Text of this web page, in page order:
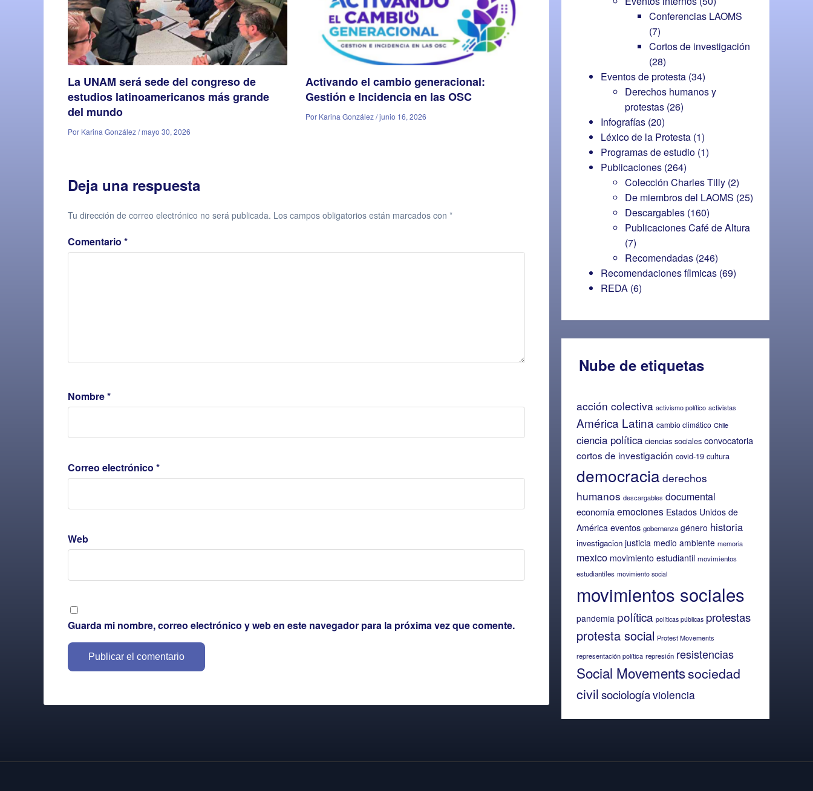
La UNAM será sede del congreso de
estudios latinoamericanos más grande
del mundo
Por Karina González / mayo 30, 2026
Activando el cambio generacional:
Gestión e Incidencia en las OSC
Por Karina González / junio 16, 2026
Deja una respuesta
Tu dirección de correo electrónico no será publicada. Los campos obligatorios están marcados con *
Comentario *
Nombre*
Correo electrónico *
Web
Guarda mi nombre, correo electrónico y web en este navegador para la próxima vez que comente.
Conferencias LAOMS
(7)
Cortos de investigación
(28)
Eventos de protesta (34)
Derechos humanos y
protestas (26)
Infografías (20)
Léxico de la Protesta (1)
Programas de estudio (1)
Publicaciones (264)
Colección Charles Tilly (2)
De miembros del LAOMS (25)
Descargables (160)
Publicaciones Café de Altura
(7)
Recomendadas (246)
Recomendaciones fílmicas (69)
REDA (6)
Nube de etiquetas
acción colectiva activismo político activistas
América Latina cambio climático Chile
ciencia política ciencias sociales convocatoria
cortos de investigación covid-19 cultura
democracia derechos
humanos descargables documental
economía emociones Estados Unidos de
América eventos gobernanza género historia
investigacion justicia medio ambiente memoria
mexico movimiento estudiantil movimientos
estudiantiles movimiento social
movimientos sociales
pandemia política políticas públicas protestas
protesta social Protest Movements
representación política represión resistencias
Social Movementssociedad
civilsociologíaviolencia